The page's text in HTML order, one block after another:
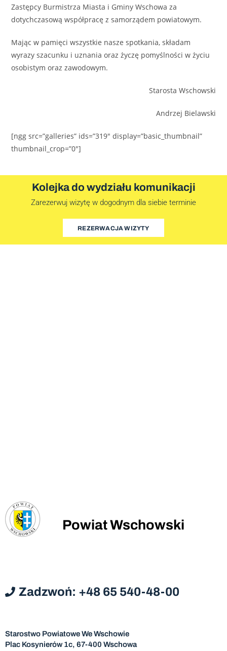
Zastępcy Burmistrza Miasta i Gminy Wschowa za
dotychczasową współpracę z samorządem powiatowym.
Mając w pamięci wszystkie nasze spotkania, składam
wyrazy szacunku i uznania oraz życzę pomyślności w życiu
osobistym oraz zawodowym.
Starosta Wschowski
Andrzej Bielawski
[ngg src=”galleries” ids=”319″ display=”basic_thumbnail”
thumbnail_crop=”0″]
Kolejka do wydziału komunikacji
Zarezerwuj wizytę w dogodnym dla siebie terminie
REZERWACJA WIZYTY
Powiat Wschowski
Zadzwoń: +48 65 540-48-00
Starostwo Powiatowe We Wschowie
Plac Kosynierów 1c, 67-400 Wschowa